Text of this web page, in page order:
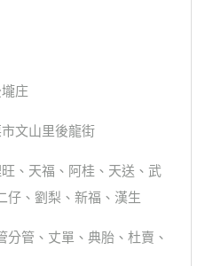
庄
文山里後龍街
、天福、阿桂、天送、武
仔、劉梨、新福、漢生
分管、丈單、典胎、杜賣、